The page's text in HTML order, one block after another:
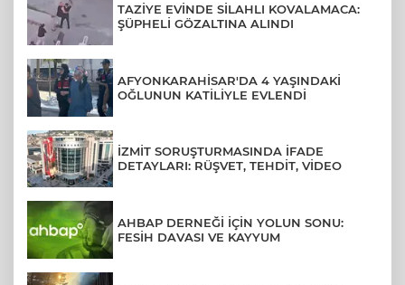
TAZİYE EVİNDE SİLAHLI KOVALAMACA:
ŞÜPHELİ GÖZALTINA ALINDI
AFYONKARAHİSAR'DA 4 YAŞINDAKİ
OĞLUNUN KATİLİYLE EVLENDİ
İZMİT SORUŞTURMASINDA İFADE
DETAYLARI: RÜŞVET, TEHDİT, VİDEO
AHBAP DERNEĞİ İÇİN YOLUN SONU:
FESİH DAVASI VE KAYYUM